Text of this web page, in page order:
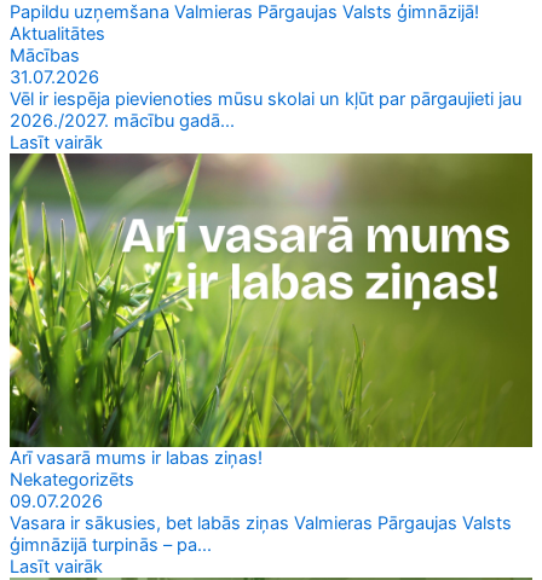
Papildu uzņemšana Valmieras Pārgaujas Valsts ģimnāzijā!
Aktualitātes
Mācības
31.07.2026
Vēl ir iespēja pievienoties mūsu skolai un kļūt par pārgaujieti jau
2026./2027. mācību gadā...
Lasīt vairāk
Arī vasarā mums ir labas ziņas!
Nekategorizēts
09.07.2026
Vasara ir sākusies, bet labās ziņas Valmieras Pārgaujas Valsts
ģimnāzijā turpinās – pa...
Lasīt vairāk